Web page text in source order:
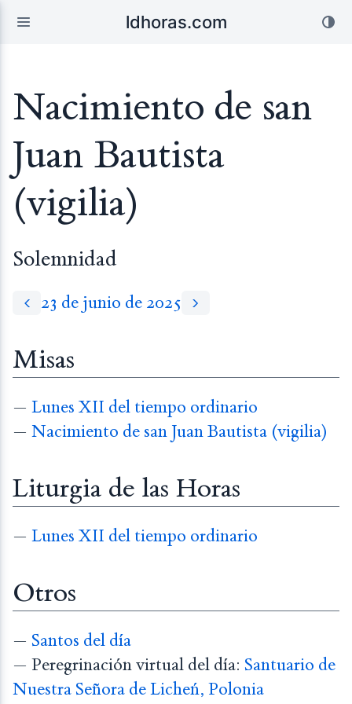
ldhoras.com
Nacimiento de san
Juan Bautista
(vigilia)
Solemnidad
23 de junio de 2025
Misas
— Lunes XII del tiempo ordinario
— Nacimiento de san Juan Bautista (vigilia)
Liturgia de las Horas
— Lunes XII del tiempo ordinario
Otros
— Santos del día
— Peregrinación virtual del día: Santuario de
Nuestra Señora de Licheń, Polonia